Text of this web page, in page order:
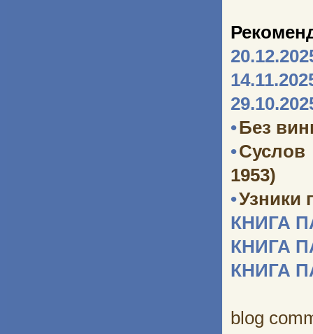
•Без
•
1953)
•Узники
КНИГА
КНИГА
КНИГА
blog